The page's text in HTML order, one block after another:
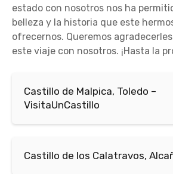
estado con nosotros nos ha
belleza y la historia que este
ofrecernos. Queremos
este viaje con nosotros. ¡Hasta la
Castillo de Malpica, Toledo –
VisitaUnCastillo
Castillo de los Calatravos,